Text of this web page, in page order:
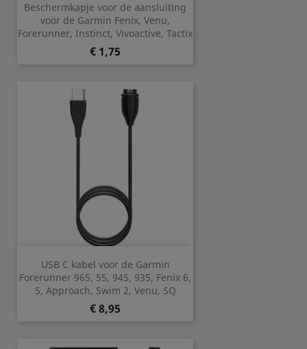
Beschermkapje voor de aansluiting
voor de Garmin Fenix, Venu,
Forerunner, Instinct, Vivoactive, Tactix
Prijs
€ 1,75
USB C kabel voor de Garmin
Forerunner 965, 55, 945, 935, Fenix 6,
5, Approach, Swim 2, Venu, SQ
Prijs
€ 8,95